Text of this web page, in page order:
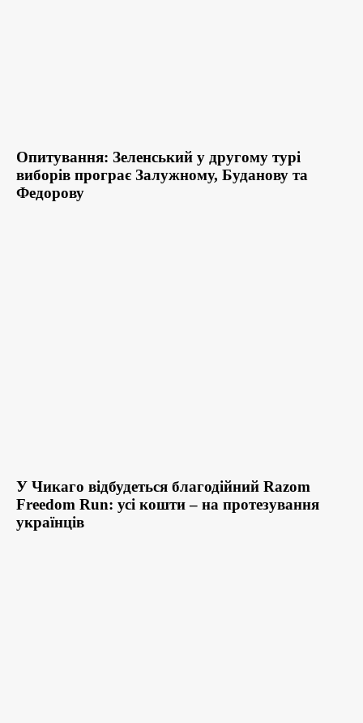
Опитування: Зеленський у другому турі
виборів програє Залужному, Буданову та
Федорову
У Чикаго відбудеться благодійний Razom
Freedom Run: усі кошти – на протезування
українців